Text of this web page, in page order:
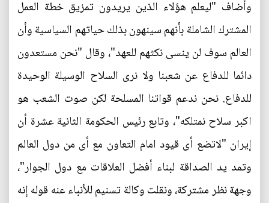
وأضاف "ليعلم هؤلاء الذین یریدون تمزیق خطة العمل
المشترك الشاملة بأنهم سينهون بذلك حياتهم السياسية وأن
العالم سوف لن ينسى نكثهم للعهد"، وقال "نحن مستعدون
دائما للدفاع عن شعبنا ولا نرى السلاح الوسيلة الوحيدة
للدفاع. نحن ندعم قواتنا المسلحة لكن صوت الشعب هو
اكبر سلاح نمتلكه"، وتابع رئيس الحكومة الثانية عشرة أن
إيران "لاتضع أی قیود امام التعاون مع أی من دول العالم
وتمد ید الصداقة لبناء أفضل العلاقات مع دول الجوار"،
وجهة نظر مشتركة، ونقلت وكالة تسنيم للأنباء عنه قوله إنه